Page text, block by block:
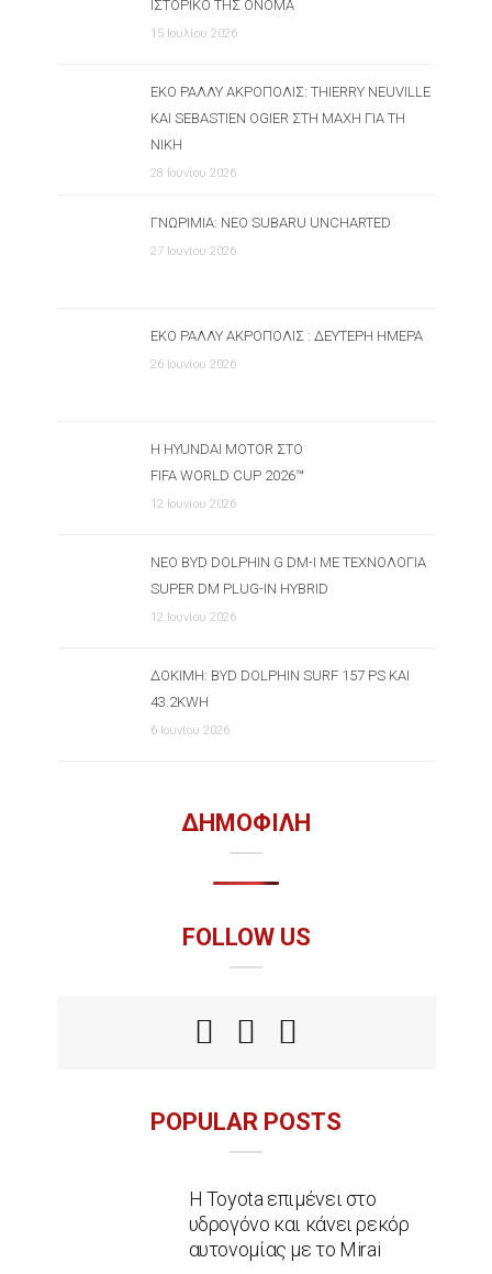
ΙΣΤΟΡΙΚΌ ΤΗΣ ΌΝΟΜΑ
15 Ιουλίου 2026
ΕΚΟ ΡΆΛΛΥ ΑΚΡΌΠΟΛΙΣ: THIERRY NEUVILLE
ΚΑΙ SEBASTIEN OGIER ΣΤΗ ΜΆΧΗ ΓΙΑ ΤΗ
ΝΊΚΗ
28 Ιουνίου 2026
ΓΝΩΡΙΜΊΑ: ΝΈΟ SUBARU UNCHARTED
27 Ιουνίου 2026
ΕΚΟ ΡΆΛΛΥ ΑΚΡΌΠΟΛΙΣ : ΔΕΎΤΕΡΗ ΗΜΈΡΑ
26 Ιουνίου 2026
Η HYUNDAI MOTOR ΣΤΟ
FIFA WORLD CUP 2026™
12 Ιουνίου 2026
ΝΈΟ BYD DOLPHIN G DM-I ΜΕ ΤΕΧΝΟΛΟΓΊΑ
SUPER DM PLUG-IN HYBRID
12 Ιουνίου 2026
ΔΟΚΙΜΉ: BYD DOLPHIN SURF 157 PS ΚΑΙ
43.2KWH
6 Ιουνίου 2026
ΔΗΜΟΦΙΛΗ
FOLLOW US
POPULAR POSTS
Η Toyota επιμένει στο
υδρογόνο και κάνει ρεκόρ
αυτονομίας με το Mirai